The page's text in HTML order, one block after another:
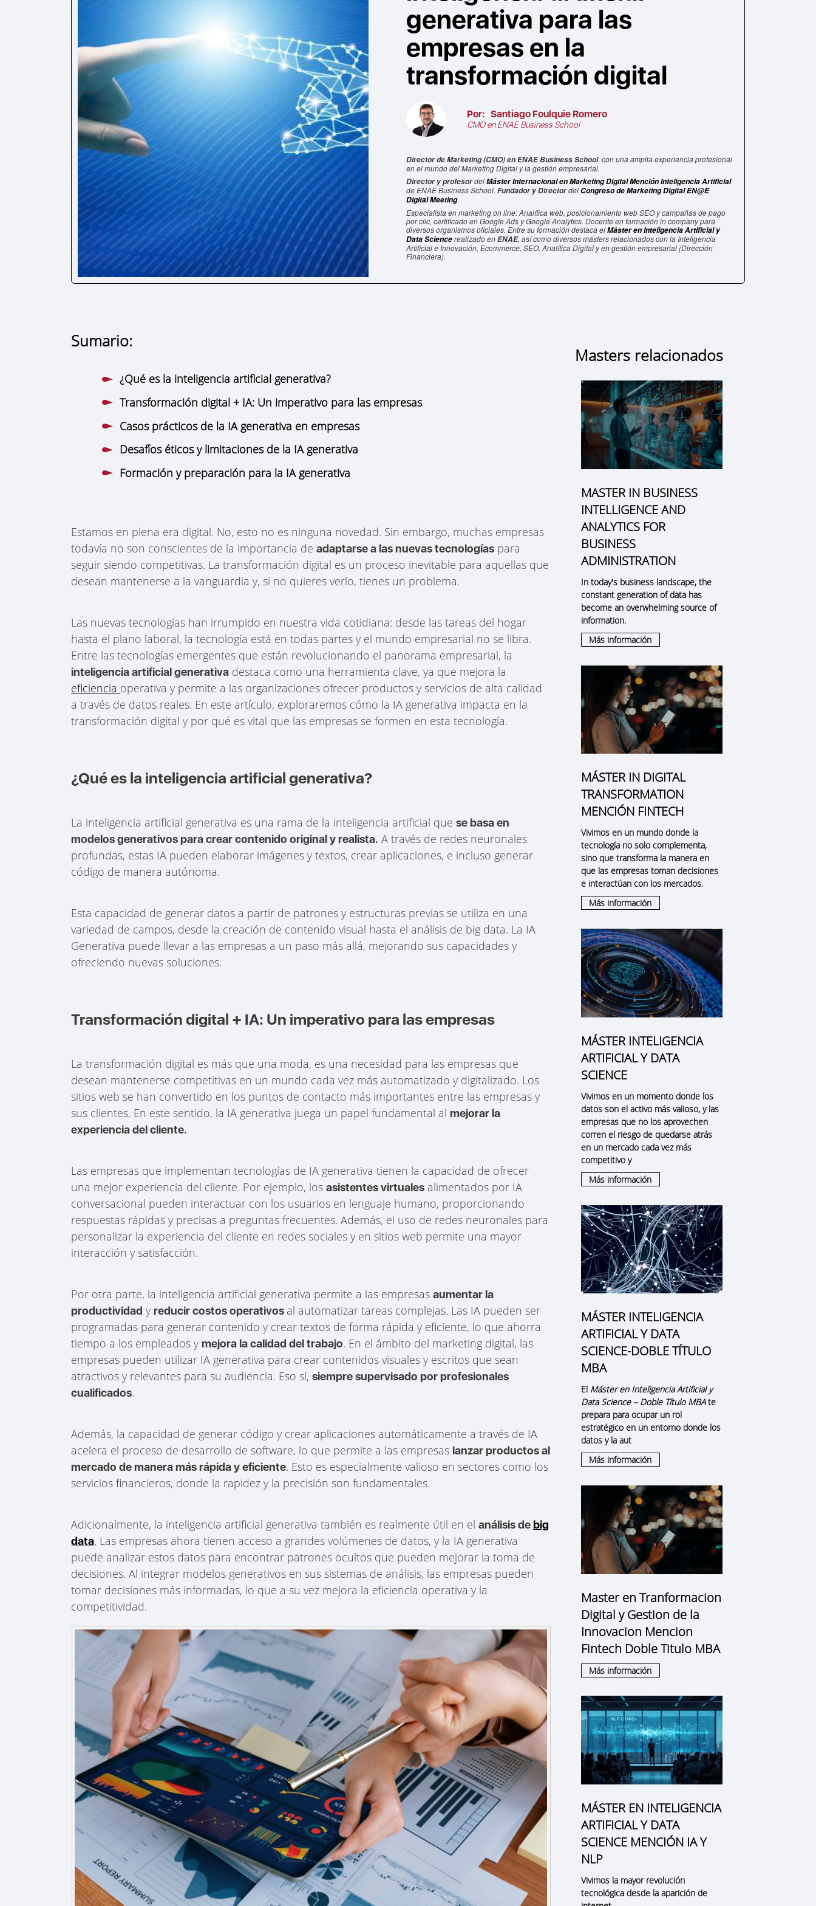
generativa para las
empresas en la
transformación digital
Por: Santiago Foulquie Romero
CMO en ENAE Business School
Director de Marketing (CMO) en ENAE Business School, con una amplia experiencia profesional
en el mundo del Marketing Digital y la gestión empresarial.
Director y profesordelMáster Internacional en Marketing Digital Mención Inteligencia Artificial
de ENAE Business School. Fundador y DirectordelCongreso de Marketing Digital EN@E
Digital Meeting.
Especialista en marketing on line: Analítica web, posicionamiento web SEO y campañas de pago
por clic, certificado en Google Ads y Google Analytics. Docente en formación in company para
diversos organismos oficiales. Entre su formación destaca elMáster en Inteligencia Artificial y
Data Sciencerealizado enENAE, así como diversos másters relacionados con la Inteligencia
Artificial e Innovación, Ecommerce, SEO, Analítica Digital y en gestión empresarial (Dirección
Financiera).
Sumario:
¿Qué es la inteligencia artificial generativa?
Transformación digital + IA: Un imperativo para las empresas
Casos prácticos de la IA generativa en empresas
Desafíos éticos y limitaciones de la IA generativa
Formación y preparación para la IA generativa
Estamos en plena era digital. No, esto no es ninguna novedad. Sin embargo, muchas empresas
todavía no son conscientes de la importancia deadaptarse a las nuevas tecnologías para
seguir siendo competitivas. La transformación digital es un proceso inevitable para aquellas que
desean mantenerse a la vanguardia y, si no quieres verlo, tienes un problema.
Las nuevas tecnologías han irrumpido en nuestra vida cotidiana: desde las tareas del hogar
hasta el plano laboral, la tecnología está en todas partes y el mundo empresarial no se libra.
Entre las tecnologías emergentes que están revolucionando el panorama empresarial, la
inteligencia artificial generativa destaca como una herramienta clave, ya que mejora la
eficiencia operativa y permite a las organizaciones ofrecer productos y servicios de alta calidad
a través de datos reales. En este artículo, exploraremos cómo la IA generativa impacta en la
transformación digital y por qué es vital que las empresas se formen en esta tecnología.
¿Qué es la inteligencia artificial generativa?
La inteligencia artificial generativa es una rama de la inteligencia artificial quese basa en
modelos generativos para crear contenido original y realista. A través de redes neuronales
profundas, estas IA pueden elaborar imágenes y textos, crear aplicaciones, e incluso generar
código de manera autónoma.
Esta capacidad de generar datos a partir de patrones y estructuras previas se utiliza en una
variedad de campos, desde la creación de contenido visual hasta el análisis de big data. La IA
Generativa puede llevar a las empresas a un paso más allá, mejorando sus capacidades y
ofreciendo nuevas soluciones.
Transformación digital + IA: Un imperativo para las empresas
La transformación digital es más que una moda, es una necesidad para las empresas que
desean mantenerse competitivas en un mundo cada vez más automatizado y digitalizado. Los
sitios web se han convertido en los puntos de contacto más importantes entre las empresas y
sus clientes. En este sentido, la IA generativa juega un papel fundamental almejorar la
experiencia del cliente.
Las empresas que implementan tecnologías de IA generativa tienen la capacidad de ofrecer
una mejor experiencia del cliente. Por ejemplo, losasistentes virtuales alimentados por IA
conversacional pueden interactuar con los usuarios en lenguaje humano, proporcionando
respuestas rápidas y precisas a preguntas frecuentes. Además, el uso de redes neuronales para
personalizar la experiencia del cliente en redes sociales y en sitios web permite una mayor
interacción y satisfacción.
Por otra parte, la inteligencia artificial generativa permite a las empresasaumentar la
productividad yreducir costos operativos al automatizar tareas complejas. Las IA pueden ser
programadas para generar contenido y crear textos de forma rápida y eficiente, lo que ahorra
tiempo a los empleados ymejora la calidad del trabajo. En el ámbito del marketing digital, las
empresas pueden utilizar IA generativa para crear contenidos visuales y escritos que sean
atractivos y relevantes para su audiencia. Eso sí,siempre supervisado por profesionales
cualificados.
Además, la capacidad de generar código y crear aplicaciones automáticamente a través de IA
acelera el proceso de desarrollo de software, lo que permite a las empresas lanzar productos al
mercado de manera más rápida y eficiente. Esto es especialmente valioso en sectores como los
servicios financieros, donde la rapidez y la precisión son fundamentales.
Adicionalmente, la inteligencia artificial generativa también es realmente útil en elanálisis de big
data. Las empresas ahora tienen acceso a grandes volúmenes de datos, y la IA generativa
puede analizar estos datos para encontrar patrones ocultos que pueden mejorar la toma de
decisiones. Al integrar modelos generativos en sus sistemas de análisis, las empresas pueden
tomar decisiones más informadas, lo que a su vez mejora la eficiencia operativa y la
competitividad.
Masters relacionados
MASTER IN BUSINESS
INTELLIGENCE AND
ANALYTICS FOR
BUSINESS
ADMINISTRATION
In today's business landscape, the
constant generation of data has
become an overwhelming source of
information.
Más información
MÁSTER IN DIGITAL
TRANSFORMATION
MENCIÓN FINTECH
Vivimos en un mundo donde la
tecnología no solo complementa,
sino que transforma la manera en
que las empresas toman decisiones
e interactúan con los mercados.
Más información
MÁSTER INTELIGENCIA
ARTIFICIAL Y DATA
SCIENCE
Vivimos en un momento donde los
datos son el activo más valioso, y las
empresas que no los aprovechen
corren el riesgo de quedarse atrás
en un mercado cada vez más
competitivo y
Más información
MÁSTER INTELIGENCIA
ARTIFICIAL Y DATA
SCIENCE-DOBLE TÍTULO
MBA
El Máster en Inteligencia Artificial y
Data Science – Doble Título MBAte
prepara para ocupar un rol
estratégico en un entorno donde los
datos y la aut
Más información
Master en Tranformacion
Digital y Gestion de la
Innovacion Mencion
Fintech Doble Titulo MBA
Más información
MÁSTER EN INTELIGENCIA
ARTIFICIAL Y DATA
SCIENCE MENCIÓN IA Y
NLP
Vivimos la mayor revolución
tecnológica desde la aparición de